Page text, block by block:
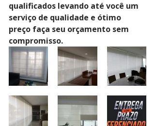
qualificados levando até você um
serviço de qualidade e ótimo
preço faça seu orçamento sem
compromisso.